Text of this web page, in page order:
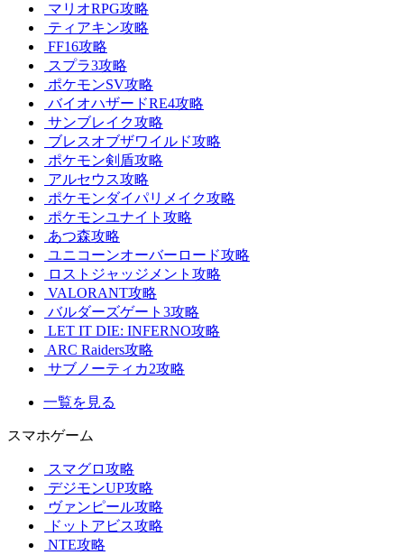
マリオRPG攻略
ティアキン攻略
FF16攻略
スプラ3攻略
ポケモンSV攻略
バイオハザードRE4攻略
サンブレイク攻略
ブレスオブザワイルド攻略
ポケモン剣盾攻略
アルセウス攻略
ポケモンダイパリメイク攻略
ポケモンユナイト攻略
あつ森攻略
ユニコーンオーバーロード攻略
ロストジャッジメント攻略
VALORANT攻略
バルダーズゲート3攻略
LET IT DIE: INFERNO攻略
ARC Raiders攻略
サブノーティカ2攻略
一覧を見る
スマホゲーム
スマグロ攻略
デジモンUP攻略
ヴァンピール攻略
ドットアビス攻略
NTE攻略